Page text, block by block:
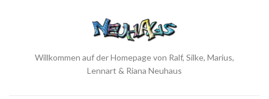
Willkommen auf der Homepage von Ralf, Silke, Marius,
Lennart & Riana Neuhaus